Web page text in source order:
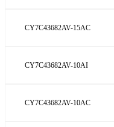
CY7C43682AV-15AC
CY7C43682AV-10AI
CY7C43682AV-10AC